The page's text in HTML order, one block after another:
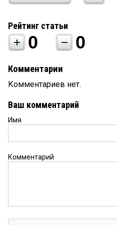
Рейтинг статьи
0 0
Комментарии
Комментариев нет.
Ваш комментарий
Имя
Комментарий